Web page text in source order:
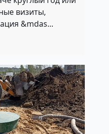
И
визиты,
&mdas...